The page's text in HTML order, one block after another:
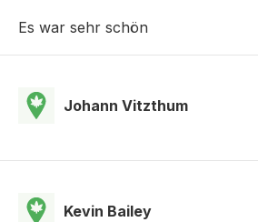
Es war sehr schön
Johann Vitzthum
Kevin Bailey